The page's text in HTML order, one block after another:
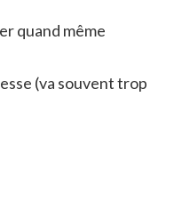
quand même
(va souvent trop